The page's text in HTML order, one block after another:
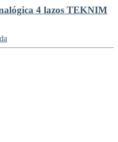
4 lazos TEKNIM